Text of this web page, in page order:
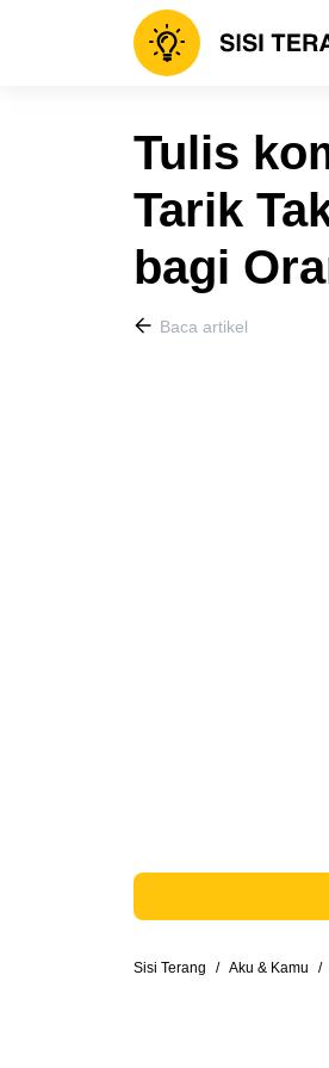
Tulis
Tarik
bagi
Baca artikel
Sisi Terang / Aku & Kamu /